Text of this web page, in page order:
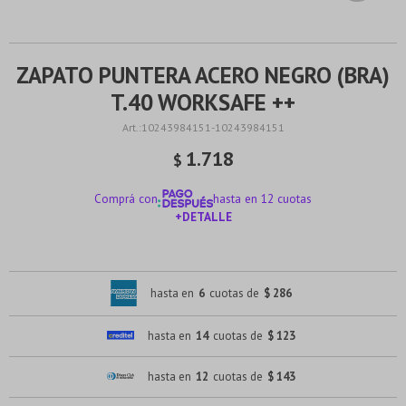
ZAPATO PUNTERA ACERO NEGRO (BRA)
T.40 WORKSAFE ++
10243984151-10243984151
$ 1.718
Comprá con
hasta en 12 cuotas
+DETALLE
hasta en 6 cuotas de $ 286
hasta en 14 cuotas de $ 123
hasta en 12 cuotas de $ 143